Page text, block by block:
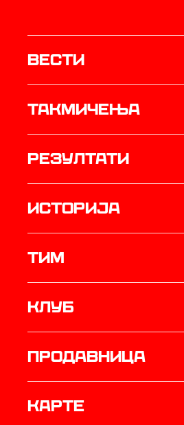
Вести
Такмичења
резултати
историја
ТИМ
Клуб
продавница
Карте